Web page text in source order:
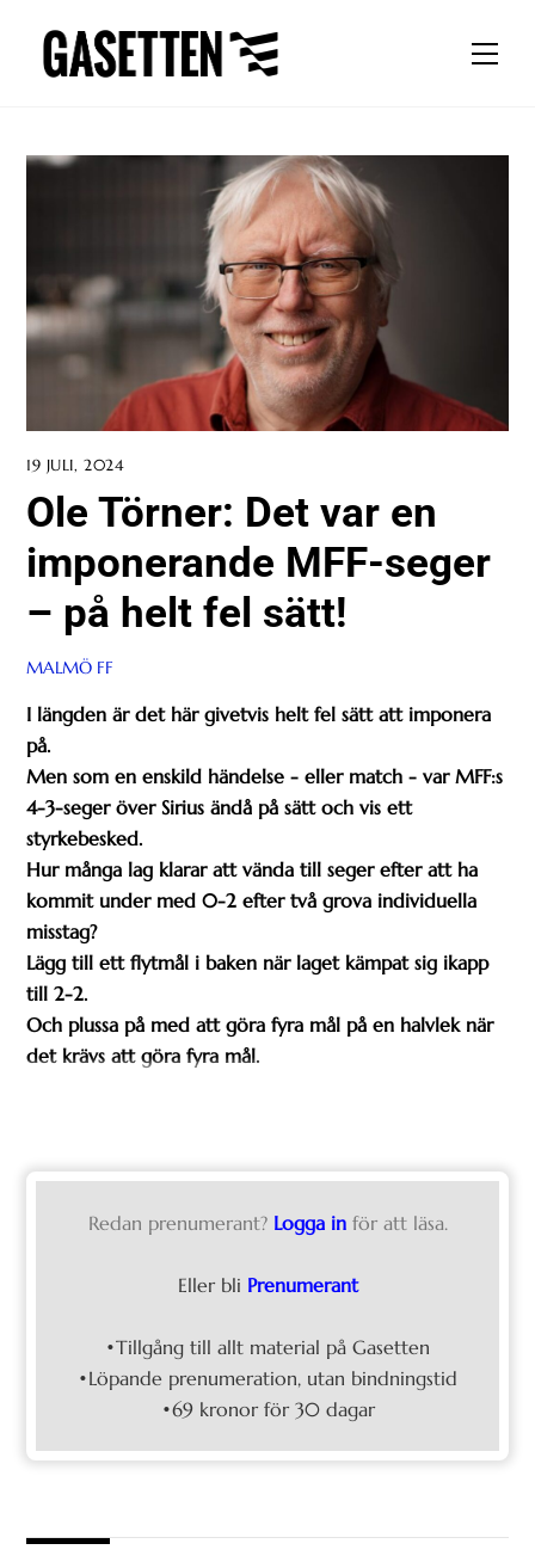
content
19 JULI, 2024
Ole Törner: Det var en
imponerande MFF-seger
– på helt fel sätt!
MALMÖ FF
I längden är det här givetvis helt fel sätt att imponera
på.
Men som en enskild händelse - eller match - var MFF:s
4-3-seger över Sirius ändå på sätt och vis ett
styrkebesked.
Hur många lag klarar att vända till seger efter att ha
kommit under med 0-2 efter två grova individuella
misstag?
Lägg till ett flytmål i baken när laget kämpat sig ikapp
till 2-2.
Och plussa på med att göra fyra mål på en halvlek när
det krävs att göra fyra mål.
Redan prenumerant? Logga in för att läsa.
Eller bli Prenumerant
•Tillgång till allt material på Gasetten
•Löpande prenumeration, utan bindningstid
•69 kronor för 30 dagar